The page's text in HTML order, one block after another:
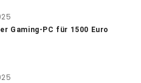
Gaming-PC für 1500 Euro